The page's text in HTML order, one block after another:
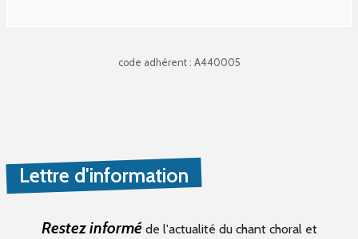
code adhérent : A440005
Lettre d'information
Restez informé de l'actualité du chant choral et